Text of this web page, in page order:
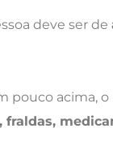
deve ser de
pouco acima,
fraldas,